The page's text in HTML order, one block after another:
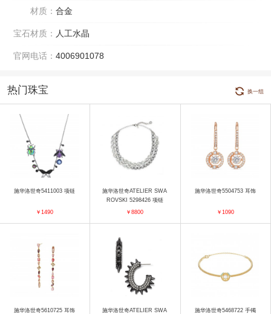
材质： 合金
宝石材质： 人工水晶
官网电话： 4006901078
热门珠宝 换一组
施华洛世奇5411003 项链
￥1490
施华洛世奇ATELIER SWA
ROVSKI 5298426 项链
￥8800
施华洛世奇5504753 耳饰
￥1090
施华洛世奇5610725 耳饰 施华洛世奇ATELIER SWA 施华洛世奇5468722 手镯